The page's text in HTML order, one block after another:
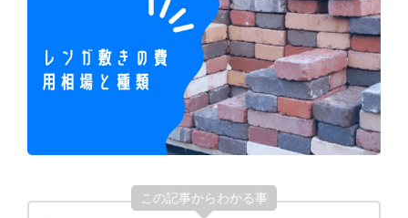
この記事からわかる事